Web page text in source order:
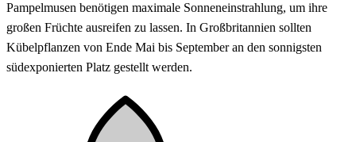
Pampelmusen benötigen maximale Sonneneinstrahlung, um ihre
großen Früchte ausreifen zu lassen. In Großbritannien sollten
Kübelpflanzen von Ende Mai bis September an den sonnigsten
südexponierten Platz gestellt werden.